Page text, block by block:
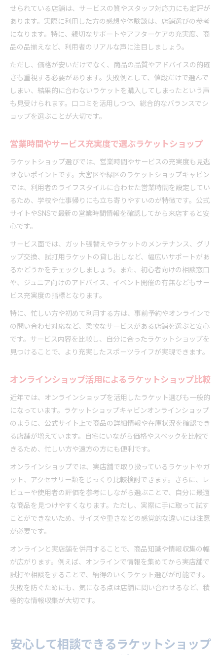
せられている店舗は、サービスの質やスタッフ対応力にも定評が
あります。実際に利用した方の感想や体験談は、店舗選びの参考
になります。特に、親切なサポートやアフターケアの充実度、商
品の品揃えなど、利用者のリアルな声に注目しましょう。
ただし、価格が安いだけでなく、商品の品質やアドバイスの的確
さも重視する必要があります。失敗例として、値段だけで選んで
しまい、結果的に合わないラケットを購入してしまったという声
も見受けられます。口コミを活用しつつ、総合的なバランスでシ
ョップを選ぶことが大切です。
営業時間やサービス充実度で選ぶラケットショップ
ラケットショップ選びでは、営業時間やサービスの充実度も見逃
せないポイントです。大宮区や緑区のラケットショップキャビン
では、利用者のライフスタイルに合わせた営業時間を設定してい
るため、学校や仕事帰りにも立ち寄りやすいのが特徴です。公式
サイトやSNSで最新の営業時間情報を確認してから来店すると安
心です。
サービス面では、ガット張替えやラケットのメンテナンス、グリ
ップ交換、試打用ラケットの貸し出しなど、幅広いサポートがあ
るかどうかをチェックしましょう。また、初心者向けの相談窓口
や、ジュニア向けのアドバイス、イベント開催の有無などもサー
ビス充実度の指標となります。
特に、忙しい方や初めて利用する方は、事前予約やオンラインで
の問い合わせ対応など、柔軟なサービスがある店舗を選ぶと安心
です。サービス内容を比較し、自分に合ったラケットショップを
見つけることで、より充実したスポーツライフが実現できます。
オンラインショップ活用によるラケットショップ比較
近年では、オンラインショップを活用したラケット選びも一般的
になっています。ラケットショップキャビンオンラインショップ
のように、公式サイト上で商品の詳細情報や在庫状況を確認でき
る店舗が増えています。自宅にいながら価格やスペックを比較で
きるため、忙しい方や遠方の方にも便利です。
オンラインショップでは、実店舗で取り扱っているラケットやガ
ット、アクセサリー類をじっくり比較検討できます。さらに、レ
ビューや使用者の評価を参考にしながら選ぶことで、自分に最適
な商品を見つけやすくなります。ただし、実際に手に取って試す
ことができないため、サイズや重さなどの感覚的な違いには注意
が必要です。
オンラインと実店舗を併用することで、商品知識や情報収集の幅
が広がります。例えば、オンラインで情報を集めてから実店舗で
試打や相談をすることで、納得のいくラケット選びが可能です。
失敗を防ぐためにも、気になる点は店舗に問い合わせるなど、積
極的な情報収集が大切です。
安心して相談できるラケットショップ